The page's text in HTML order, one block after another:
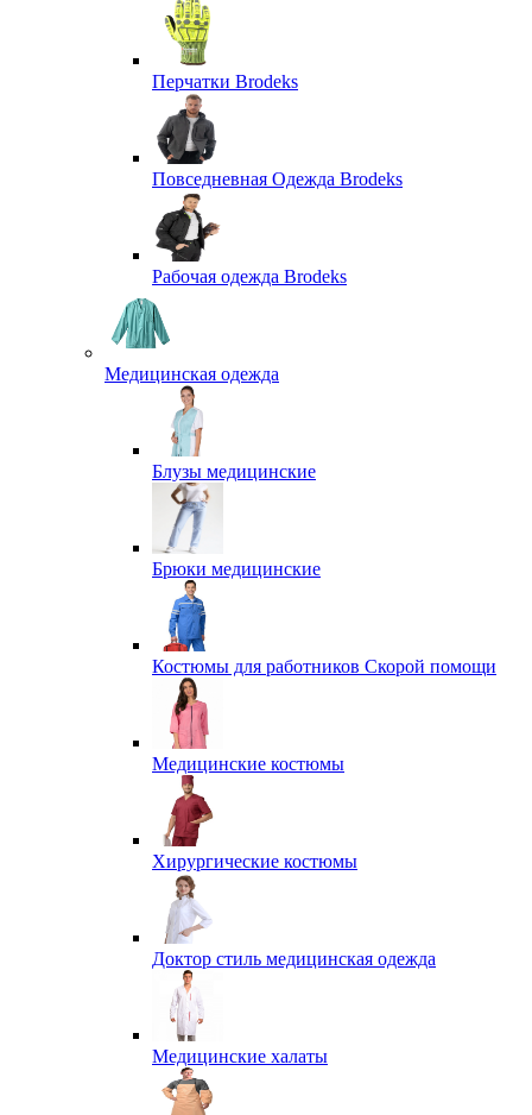
Перчатки Brodeks
Повседневная Одежда Brodeks
Рабочая одежда Brodeks
Медицинская одежда
Блузы медицинские
Брюки медицинские
Костюмы для работников Скорой помощи
Медицинские костюмы
Хирургические костюмы
Доктор стиль медицинская одежда
Медицинские халаты